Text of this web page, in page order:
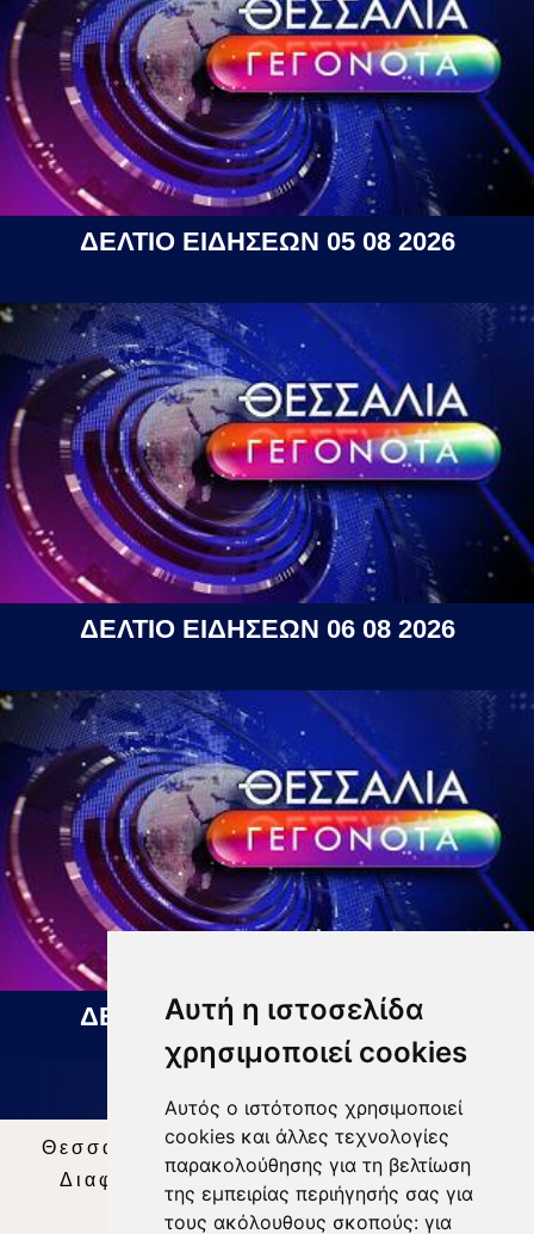
Αυτή η ιστοσελίδα
χρησιμοποιεί cookies
Αυτός ο ιστότοπος χρησιμοποιεί
cookies και άλλες τεχνολογίες
παρακολούθησης για τη βελτίωση
της εμπειρίας περιήγησής σας για
τους ακόλουθους σκοπούς: για
ΔΕΛΤΙΟ ΕΙΔΗΣΕΩΝ 05 08 2026
ΔΕΛΤΙΟ ΕΙΔΗΣΕΩΝ 06 08 2026
ΔΕΛΤΙΟ ΕΙΔΗΣΕΩΝ 07 08 2026
Θεσσαλία Τηλεόραση|SNG Services
Διαφήμιση | Όροι Χρήσης |Δήλωση
Απορρήτου |
Περιεχόμενο